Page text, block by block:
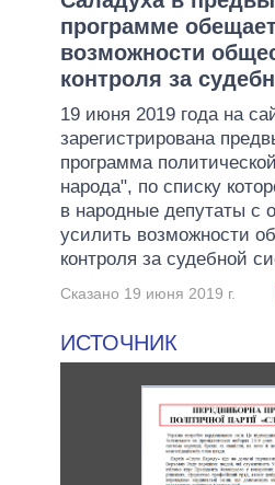
программе
возможности
контроля за
19 июня 2019 года на
зарегистрирована
программа
народа", по списку
в народные депутаты с
усилить возможности
контроля за судебной
Сказано 19 июня 2019 г.
ИСТОЧНИК